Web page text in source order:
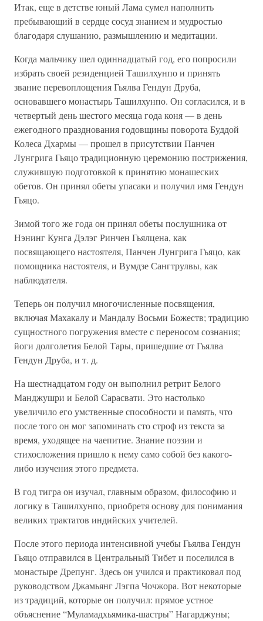
Итак, еще в детстве юный Лама сумел наполнить
пребывающий в сердце сосуд знанием и мудростью
благодаря слушанию, размышлению и медитации.
Когда мальчику шел одиннадцатый год, его попросили
избрать своей резиденцией Ташилхунпо и принять
звание перевоплощения Гьялва Гендун Друба,
основавшего монастырь Ташилхунпо. Он согласился, и в
четвертый день шестого месяца года коня — в день
ежегодного празднования годовщины поворота Буддой
Колеса Дхармы — прошел в присутствии Панчен
Лунгрига Гьяцо традиционную церемонию пострижения,
служившую подготовкой к принятию монашеских
обетов. Он принял обеты упасаки и получил имя Гендун
Гьяцо.
Зимой того же года он принял обеты послушника от
Нэнинг Кунга Дэлэг Ринчен Гьялцена, как
посвящающего настоятеля, Панчен Лунгрига Гьяцо, как
помощника настоятеля, и Вумдзе Сангтрулвы, как
наблюдателя.
Теперь он получил многочисленные посвящения,
включая Махакалу и Мандалу Восьми Божеств; традицию
сущностного погружения вместе с переносом сознания;
йоги долголетия Белой Тары, пришедшие от Гьялва
Гендун Друба, и т. д.
На шестнадцатом году он выполнил ретрит Белого
Манджушри и Белой Сарасвати. Это настолько
увеличило его умственные способности и память, что
после того он мог запоминать сто строф из текста за
время, уходящее на чаепитие. Знание поэзии и
стихосложения пришло к нему само собой без какого-
либо изучения этого предмета.
В год тигра он изучал, главным образом, философию и
логику в Ташилхунпо, приобретя основу для понимания
великих трактатов индийских учителей.
После этого периода интенсивной учебы Гьялва Гендун
Гьяцо отправился в Центральный Тибет и поселился в
монастыре Дрепунг. Здесь он учился и практиковал под
руководством Джамьянг Лэгпа Чочжора. Вот некоторые
из традиций, которые он получил: прямое устное
объяснение “Муламадхьямика-шастры” Нагарджуны;